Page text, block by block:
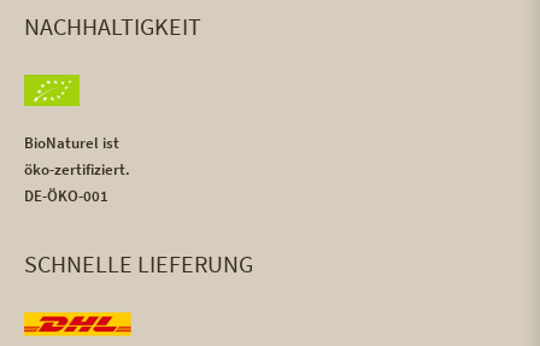
NACHHALTIGKEIT
BioNaturel ist
öko-zertifiziert.
DE-ÖKO-001
SCHNELLE LIEFERUNG